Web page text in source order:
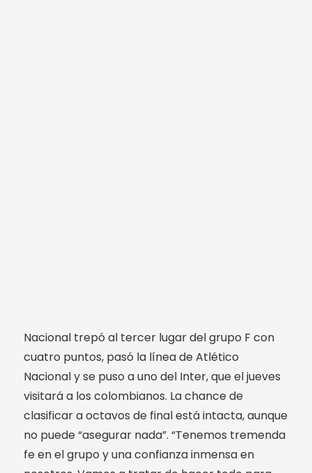
Nacional trepó al tercer lugar del grupo F con
cuatro puntos, pasó la línea de Atlético
Nacional y se puso a uno del Inter, que el jueves
visitará a los colombianos. La chance de
clasificar a octavos de final está intacta, aunque
no puede “asegurar nada”. “Tenemos tremenda
fe en el grupo y una confianza inmensa en